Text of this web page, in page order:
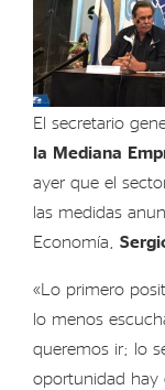
El secretario
la Mediana
ayer que el
las medidas
Economía,
«Lo primero
lo menos
queremos ir; lo
oportunidad hay